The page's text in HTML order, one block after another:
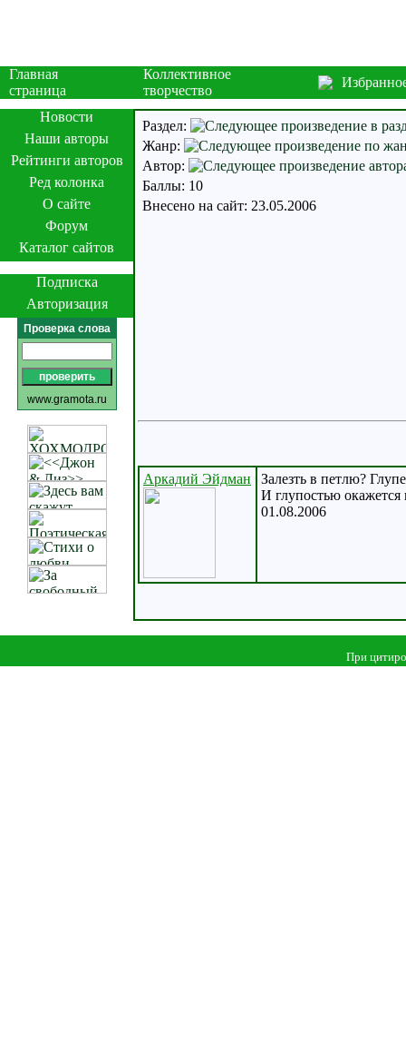
Главная
страница
Коллективное
творчество
Новости
Наши авторы
Рейтинги авторов
Ред колонка
О сайте
Форум
Каталог сайтов
Подписка
Авторизация
Проверка слова
www.gramota.ru
Раздел:
Жанр:
Автор:
Баллы: 10
Внесено на сайт: 23.05.2006
Аркадий Эйдман
Залезть в петлю?
И глупостью окажется
01.08.2006
При